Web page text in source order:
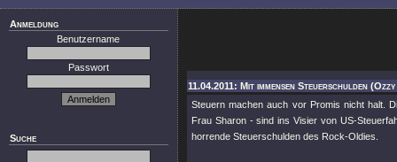
Anmeldung
Benutzername
Passwort
Suche
11.04.2011: Mit immensen Steuerschulden
Steuern machen auch vor Promis nicht halt.
Frau Sharon - sind ins Visier von US-
horrende Steuerschulden des Rock-Oldies.